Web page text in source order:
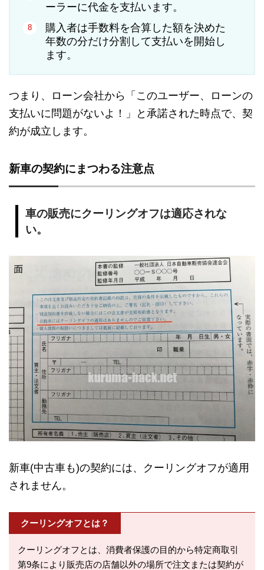
ーラーに代金を支払います。
購入者は手数料を合算した額を決めた
年数の分だけ分割して支払いを開始し
ます。
つまり、ローン会社から「このユーザー、ローンの
支払いに問題がないよ！」と承諾された時点で、契
約が成立します。
新車の契約にまつわる注意点
車の販売にクーリングオフは適応されな
い。
新車(中古車も)の契約には、クーリングオフが適用
されません。
クーリングオフとは？
クーリングオフとは、消費者保護の目的から特定商取引
第9条により販売店の店舗以外の場所で注文または契約が